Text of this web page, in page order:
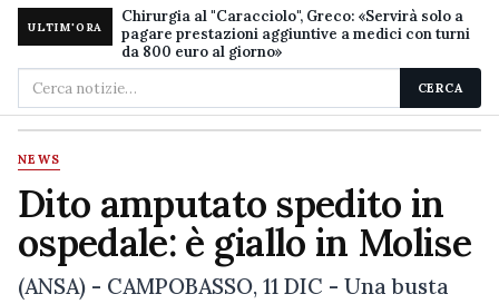
ULTIM'ORA
Chirurgia al "Caracciolo", Greco: «Servirà solo a
pagare prestazioni aggiuntive a medici con turni
da 800 euro al giorno»
Cerca
nel
sito
CERCA
NEWS
Dito amputato spedito in
ospedale: è giallo in Molise
(ANSA) - CAMPOBASSO, 11 DIC - Una busta